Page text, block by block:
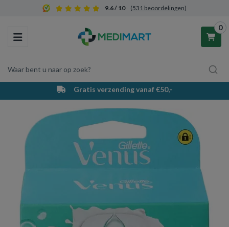
9.6 / 10 (531 beoordelingen)
Toggle navigation
Waar bent u naar op zoek?
0
Winkelwagen
Uw winkelwagen is leeg.
Vul hem met producten.
Gratis verzending vanaf €50,-